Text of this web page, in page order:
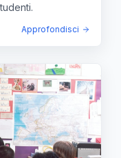
Approfondisci